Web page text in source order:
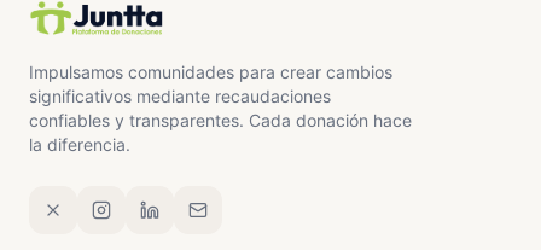
Impulsamos comunidades para crear cambios
significativos mediante recaudaciones
confiables y transparentes. Cada donación hace
la diferencia.